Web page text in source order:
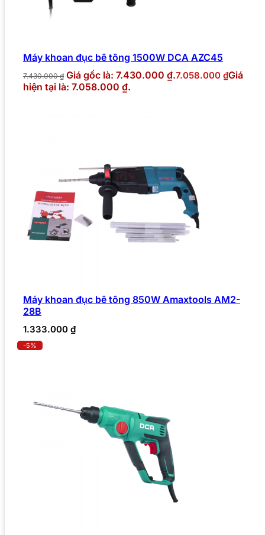
Máy khoan đục bê tông 1500W DCA AZC45
7.430.000₫ Giá gốc là: 7.430.000 ₫.7.058.000 ₫Giá
hiện tại là: 7.058.000 ₫.
Máy khoan đục bê tông 850W Amaxtools AM2-
28B
1.333.000 ₫
-5%